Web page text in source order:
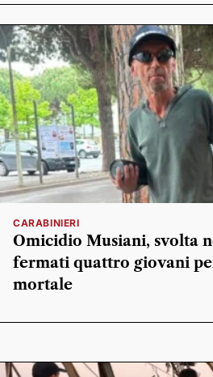
CARABINIERI
Omicidio Musiani, svolta
fermati quattro giovani
mortale